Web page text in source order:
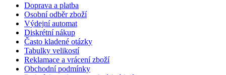
Doprava a platba
Osobní odběr zboží
Výdejní automat
Diskrétní nákup
Často kladené otázky
Tabulky velikostí
Reklamace a vrácení zboží
Obchodní podmínky